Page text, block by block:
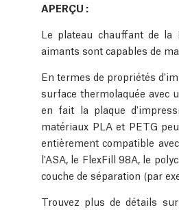
APERÇU :
Le plateau chauffant de la
aimants sont capables de
En termes de propriétés
surface thermolaquée avec
en fait la plaque
matériaux PLA et PETG
entièrement compatible
l'ASA, le FlexFill 98A, le
couche de séparation (par
Trouvez plus de détails